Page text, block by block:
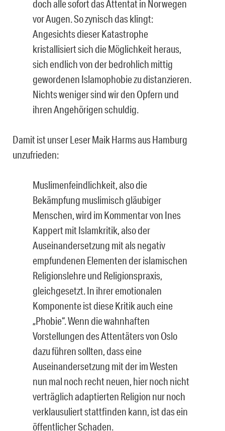
doch alle sofort das Attentat in Norwegen
vor Augen. So zynisch das klingt:
Angesichts dieser Katastrophe
kristallisiert sich die Möglichkeit heraus,
sich endlich von der bedrohlich mittig
gewordenen Islamophobie zu distanzieren.
Nichts weniger sind wir den Opfern und
ihren Angehörigen schuldig.
Damit ist unser Leser Maik Harms aus Hamburg
unzufrieden:
Muslimenfeindlichkeit, also die
Bekämpfung muslimisch gläubiger
Menschen, wird im Kommentar von Ines
Kappert mit Islamkritik, also der
Auseinandersetzung mit als negativ
empfundenen Elementen der islamischen
Religionslehre und Religionspraxis,
gleichgesetzt. In ihrer emotionalen
Komponente ist diese Kritik auch eine
„Phobie“. Wenn die wahnhaften
Vorstellungen des Attentäters von Oslo
dazu führen sollten, dass eine
Auseinandersetzung mit der im Westen
nun mal noch recht neuen, hier noch nicht
verträglich adaptierten Religion nur noch
verklausuliert stattfinden kann, ist das ein
öffentlicher Schaden.